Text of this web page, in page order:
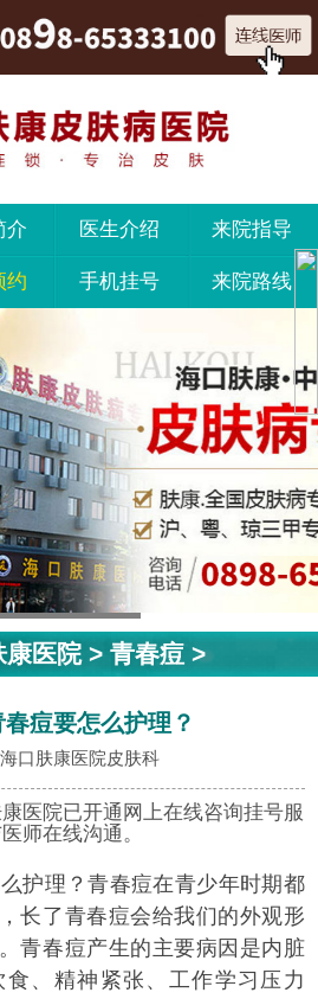
介 医生介绍 来院指导
约 手机挂号 来院路线
康医院>青春痘 >
痘要怎么护理？
口肤康医院皮肤科
医院已开通网上在线咨询挂号服
师在线沟通。
护理？青春痘在青少年时期都
长了青春痘会给我们的外观形
青春痘产生的主要病因是内脏
、精神紧张、工作学习压力